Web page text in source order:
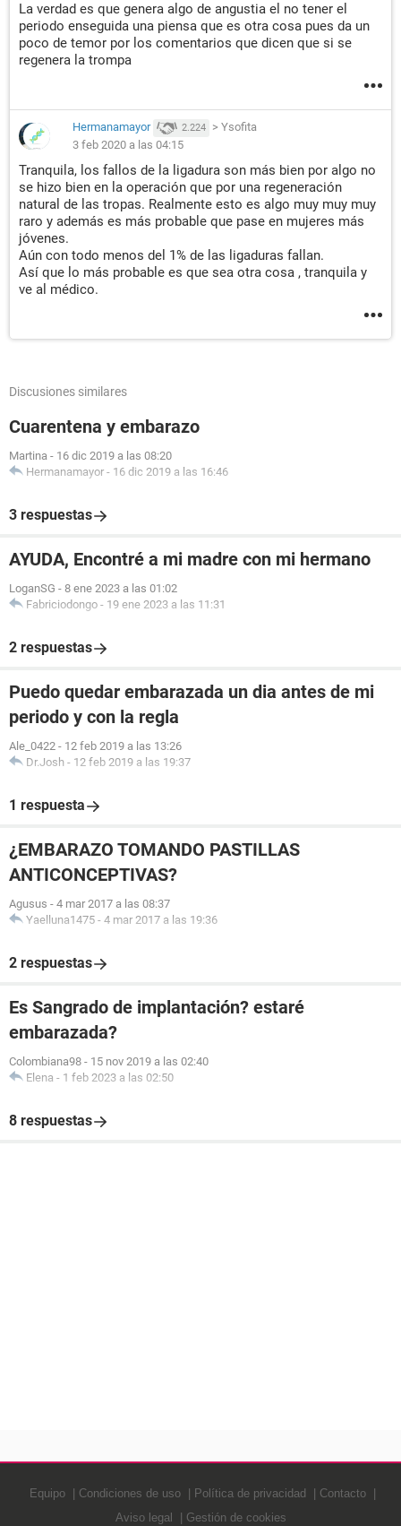
La verdad es que genera algo de angustia el no tener el
periodo enseguida una piensa que es otra cosa pues da un
poco de temor por los comentarios que dicen que si se
regenera la trompa
Hermanamayor 2.224 > Ysofita
3 feb 2020 a las 04:15
Tranquila, los fallos de la ligadura son más bien por algo no
se hizo bien en la operación que por una regeneración
natural de las tropas. Realmente esto es algo muy muy muy
raro y además es más probable que pase en mujeres más
jóvenes.
Aún con todo menos del 1% de las ligaduras fallan.
Así que lo más probable es que sea otra cosa , tranquila y
ve al médico.
Discusiones similares
Cuarentena y embarazo
Martina - 16 dic 2019 a las 08:20
Hermanamayor - 16 dic 2019 a las 16:46
3 respuestas
AYUDA, Encontré a mi madre con mi hermano
LoganSG - 8 ene 2023 a las 01:02
Fabriciodongo - 19 ene 2023 a las 11:31
2 respuestas
Puedo quedar embarazada un dia antes de mi
periodo y con la regla
Ale_0422 - 12 feb 2019 a las 13:26
Dr.Josh - 12 feb 2019 a las 19:37
1 respuesta
¿EMBARAZO TOMANDO PASTILLAS
ANTICONCEPTIVAS?
Agusus - 4 mar 2017 a las 08:37
Yaelluna1475 - 4 mar 2017 a las 19:36
2 respuestas
Es Sangrado de implantación? estaré
embarazada?
Colombiana98 - 15 nov 2019 a las 02:40
Elena - 1 feb 2023 a las 02:50
8 respuestas
Equipo Condiciones de uso Política de privacidad
Contacto
Aviso legal
Gestión de cookies